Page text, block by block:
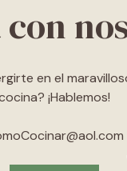
en el
¡Hablemos!